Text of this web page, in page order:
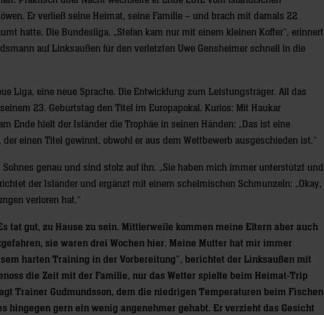
Er verließ seine Heimat, seine Familie – und brach mit damals 22
hatte. Die Bundesliga. „Stefan kam nur mit einem kleinen Koffer“, erinnert
auf Linksaußen für den verletzten Uwe Gensheimer schnell in die
Liga, eine neue Sprache. Die Entwicklung zum Leistungsträger. All das
23. Geburtstag den Titel im Europapokal. Kurios: Mit Haukar
Ende hielt der Isländer die Trophäe in seinen Händen: „Das ist eine
einen Titel gewinnt, obwohl er aus dem Wettbewerb ausgeschieden ist.“
genau und sind stolz auf ihn. „Sie haben mich immer unterstützt und
der Isländer und ergänzt mit einem schelmischen Schmunzeln: „Okay,
verloren hat.“
tat gut, zu Hause zu sein. Mittlerweile kommen meine Eltern aber auch
sie waren drei Wochen hier. Meine Mutter hat mir immer
harten Training in der Vorbereitung“, berichtet der Linksaußen mit
die Zeit mit der Familie, nur das Wetter spielte beim Heimat-Trip
Trainer Gudmundsson, dem die niedrigen Temperaturen beim Fischen
hingegen gern ein wenig angenehmer gehabt. Er verzieht das Gesicht